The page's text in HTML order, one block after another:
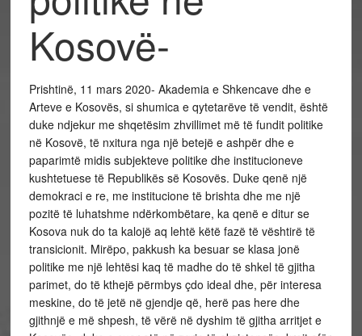
Kosovë-
Prishtinë, 11 mars 2020- Akademia e Shkencave dhe e
Arteve e Kosovës, si shumica e qytetarëve të vendit, është
duke ndjekur me shqetësim zhvillimet më të fundit politike
në Kosovë, të nxitura nga një betejë e ashpër dhe e
paparimtë midis subjekteve politike dhe institucioneve
kushtetuese të Republikës së Kosovës. Duke qenë një
demokraci e re, me institucione të brishta dhe me një
pozitë të luhatshme ndërkombëtare, ka qenë e ditur se
Kosova nuk do ta kalojë aq lehtë këtë fazë të vështirë të
transicionit. Mirëpo, pakkush ka besuar se klasa jonë
politike me një lehtësi kaq të madhe do të shkel të gjitha
parimet, do të kthejë përmbys çdo ideal dhe, për interesa
meskine, do të jetë në gjendje që, herë pas here dhe
gjithnjë e më shpesh, të vërë në dyshim të gjitha arritjet e